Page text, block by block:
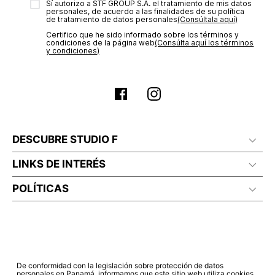
estado de tu compra puedes ingresar al menú de “Mi cuenta -
Mis Pedidos” en nuestra página webwww.studiofpanama.pa
Sí autorizo a STF GROUP S.A. el tratamiento de mis datos
personales, de acuerdo a las finalidades de su política
de tratamiento de datos personales‎(Consúltala aquí)
Certifico que he sido informado sobre los términos y
condiciones de la página web‎(Consúlta aquí los términos
y condiciones)
DESCUBRE STUDIO F
LINKS DE INTERÉS
POLÍTICAS
De conformidad con la legislación sobre protección de datos